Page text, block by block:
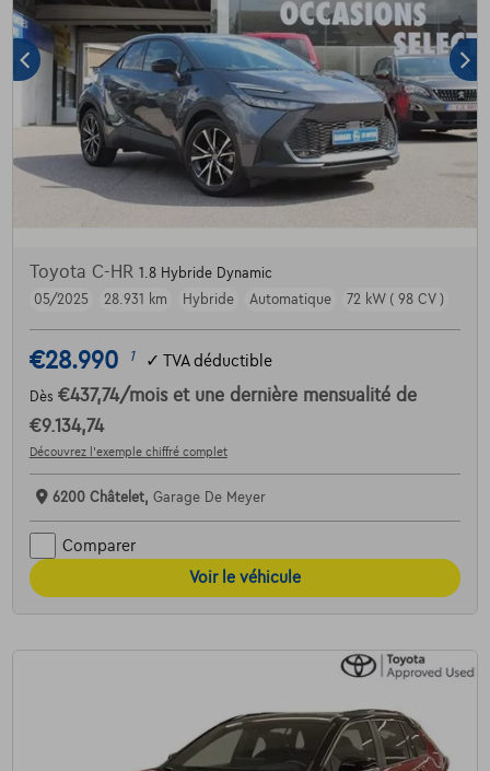
Toyota C-HR 1.8 Hybride Dynamic
05/2025
28.931 km Hybride Automatique 72 kW ( 98 CV )
€28.990 1 ✓ TVA déductible
Dès €437,74/mois et une dernière mensualité de
€9.134,74
Découvrez l’exemple chiffré complet
6200 Châtelet, Garage De Meyer
Comparer
Voir le véhicule